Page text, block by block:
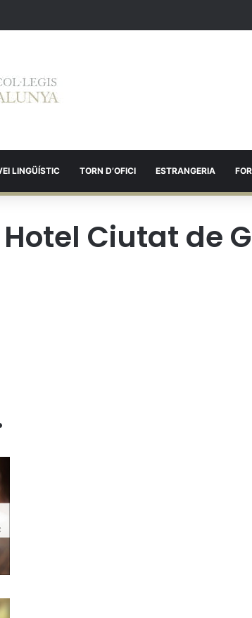
LINGÜÍSTIC TORN D’OFICI ESTRANGERIA
Hotel Ciutat de